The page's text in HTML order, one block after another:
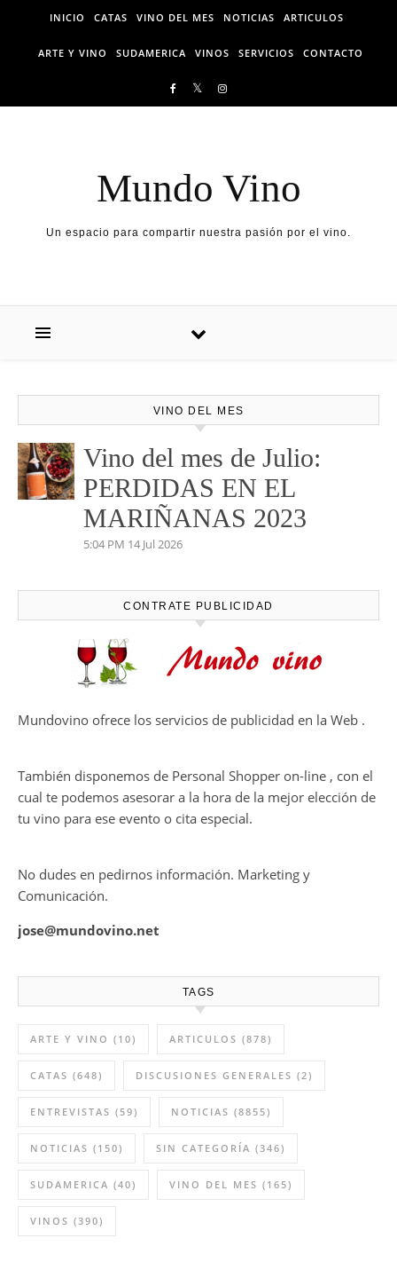
Skip to content
INICIO CATAS VINO DEL MES NOTICIAS ARTICULOS
ARTE Y VINO SUDAMERICA VINOS SERVICIOS CONTACTO
Mundo Vino
Un espacio para compartir nuestra pasión por el vino.
VINO DEL MES
Vino del mes de Julio:
PERDIDAS EN EL
MARIÑANAS 2023
5:04 PM 14 Jul 2026
CONTRATE PUBLICIDAD
Mundovino ofrece los servicios de publicidad en la Web .
También disponemos de Personal Shopper on-line , con el
cual te podemos asesorar a la hora de la mejor elección de
tu vino para ese evento o cita especial.
No dudes en pedirnos información. Marketing y
Comunicación.
jose@mundovino.net
TAGS
ARTE Y VINO (10) ARTICULOS (878)
CATAS (648) DISCUSIONES GENERALES (2)
ENTREVISTAS (59) NOTICIAS (8855)
NOTICIAS (150) SIN CATEGORÍA (346)
SUDAMERICA (40) VINO DEL MES (165)
VINOS (390)